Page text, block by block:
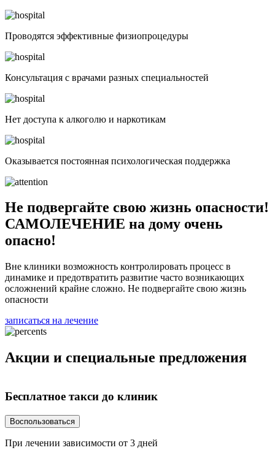
Проводятся эффективные физиопроцедуры
Консультация с врачами разных специальностей
Нет доступа к алкоголю и наркотикам
Оказывается постоянная психологическая поддержка
Не подвергайте свою жизнь опасности!
САМОЛЕЧЕНИЕ на дому очень
опасно!
Вне клиники возможность контролировать процесс в
динамике и предотвратить развитие часто возникающих
осложнений крайне сложно. Не подвергайте свою жизнь
опасности
записаться на лечение
Акции и специальные предложения
Бесплатное такси до клиник
Воспользоваться
При лечении зависимости от 3 дней